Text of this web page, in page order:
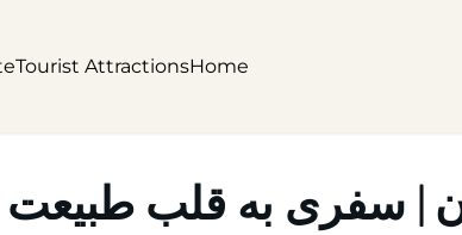
Home
Tourist Attractions
| سفری به قلب طبیعت